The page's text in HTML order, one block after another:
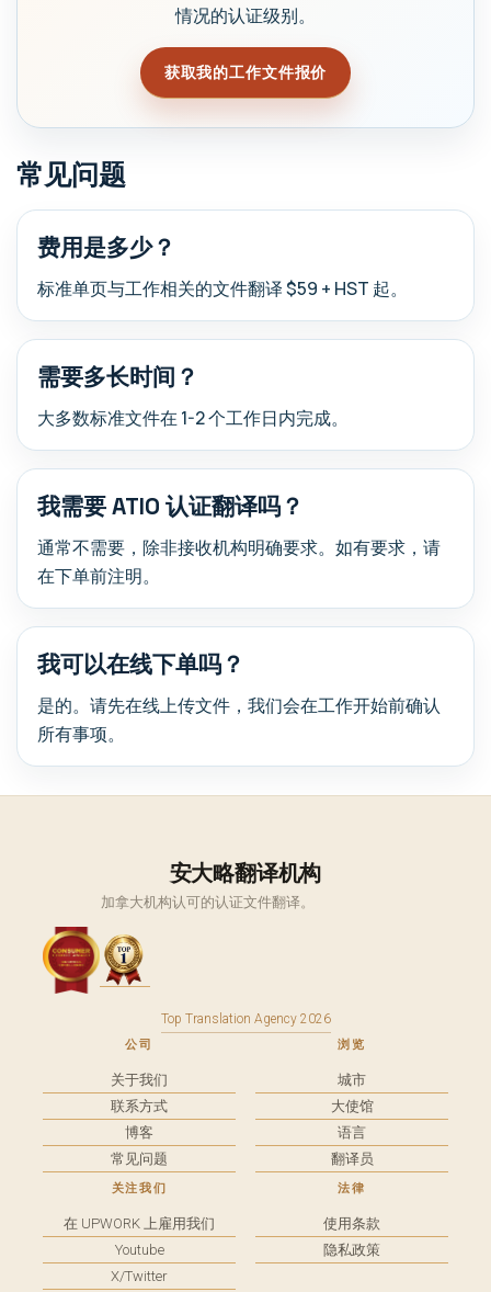
情况的认证级别。
获取我的工作文件报价
常见问题
费用是多少？
标准单页与工作相关的文件翻译 $59 + HST 起。
需要多长时间？
大多数标准文件在 1-2 个工作日内完成。
我需要 ATIO 认证翻译吗？
通常不需要，除非接收机构明确要求。如有要求，请
在下单前注明。
我可以在线下单吗？
是的。请先在线上传文件，我们会在工作开始前确认
所有事项。
安大略翻译机构
加拿大机构认可的认证文件翻译。
Top Translation Agency 2026
公司
关于我们
联系方式
博客
常见问题
浏览
城市
大使馆
语言
翻译员
关注我们
在 UPWORK 上雇用我们
Youtube
X/Twitter
法律
使用条款
隐私政策